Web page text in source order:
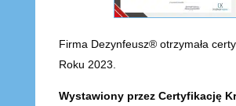
Firma Dezynfeusz® otrzymała
Roku 2023.
Wystawiony przez Certyfikację